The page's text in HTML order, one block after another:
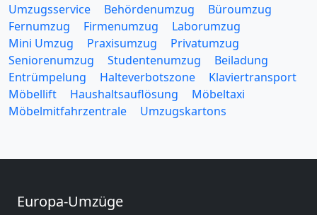
Umzugsservice Behördenumzug
Büroumzug
Fernumzug
Firmenumzug
Laborumzug
Mini Umzug
Praxisumzug
Privatumzug
Seniorenumzug
Studentenumzug
Beiladung
Entrümpelung
Halteverbotszone
Klaviertransport
Möbellift
Haushaltsauflösung
Möbeltaxi
Möbelmitfahrzentrale
Umzugskartons
Europa-Umzüge